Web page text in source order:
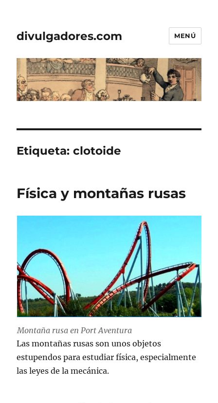
divulgadores.com MENÚ
Etiqueta:clotoide
Física y montañas rusas
Montaña rusa en Port Aventura
Las montañas rusas son unos objetos
estupendos para estudiar física, especialmente
las leyes de la mecánica.